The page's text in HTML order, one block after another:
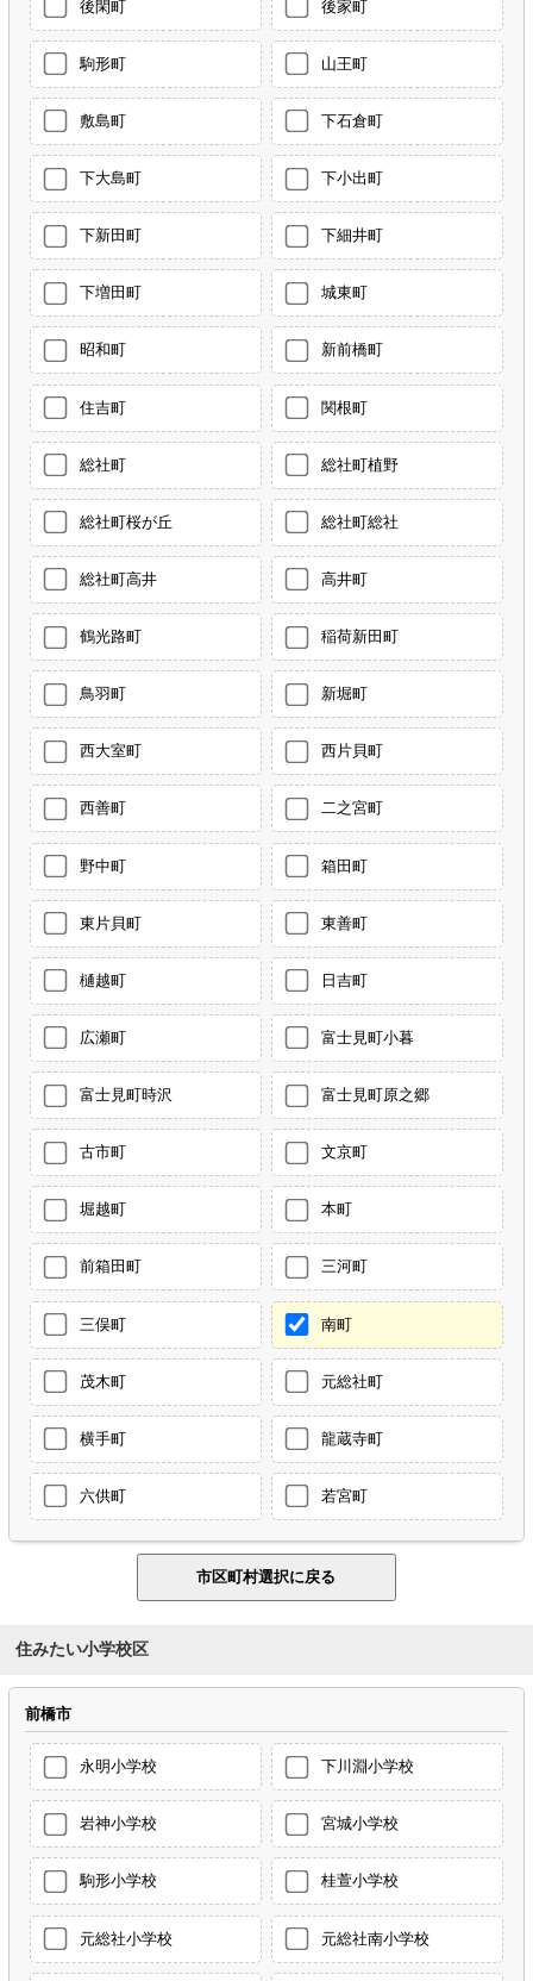
後閑町 後家町
駒形町 山王町
敷島町 下石倉町
下大島町 下小出町
下新田町 下細井町
下増田町 城東町
昭和町 新前橋町
住吉町 関根町
総社町 総社町植野
総社町桜が丘 総社町総社
総社町高井 高井町
鶴光路町 稲荷新田町
鳥羽町 新堀町
西大室町 西片貝町
西善町 二之宮町
野中町 箱田町
東片貝町 東善町
樋越町 日吉町
広瀬町 富士見町小暮
富士見町時沢 富士見町原之郷
古市町 文京町
堀越町 本町
前箱田町 三河町
三俣町 南町
茂木町 元総社町
横手町 龍蔵寺町
六供町 若宮町
住みたい小学校区
前橋市
永明小学校 下川淵小学校
岩神小学校 宮城小学校
駒形小学校 桂萱小学校
元総社小学校 元総社南小学校